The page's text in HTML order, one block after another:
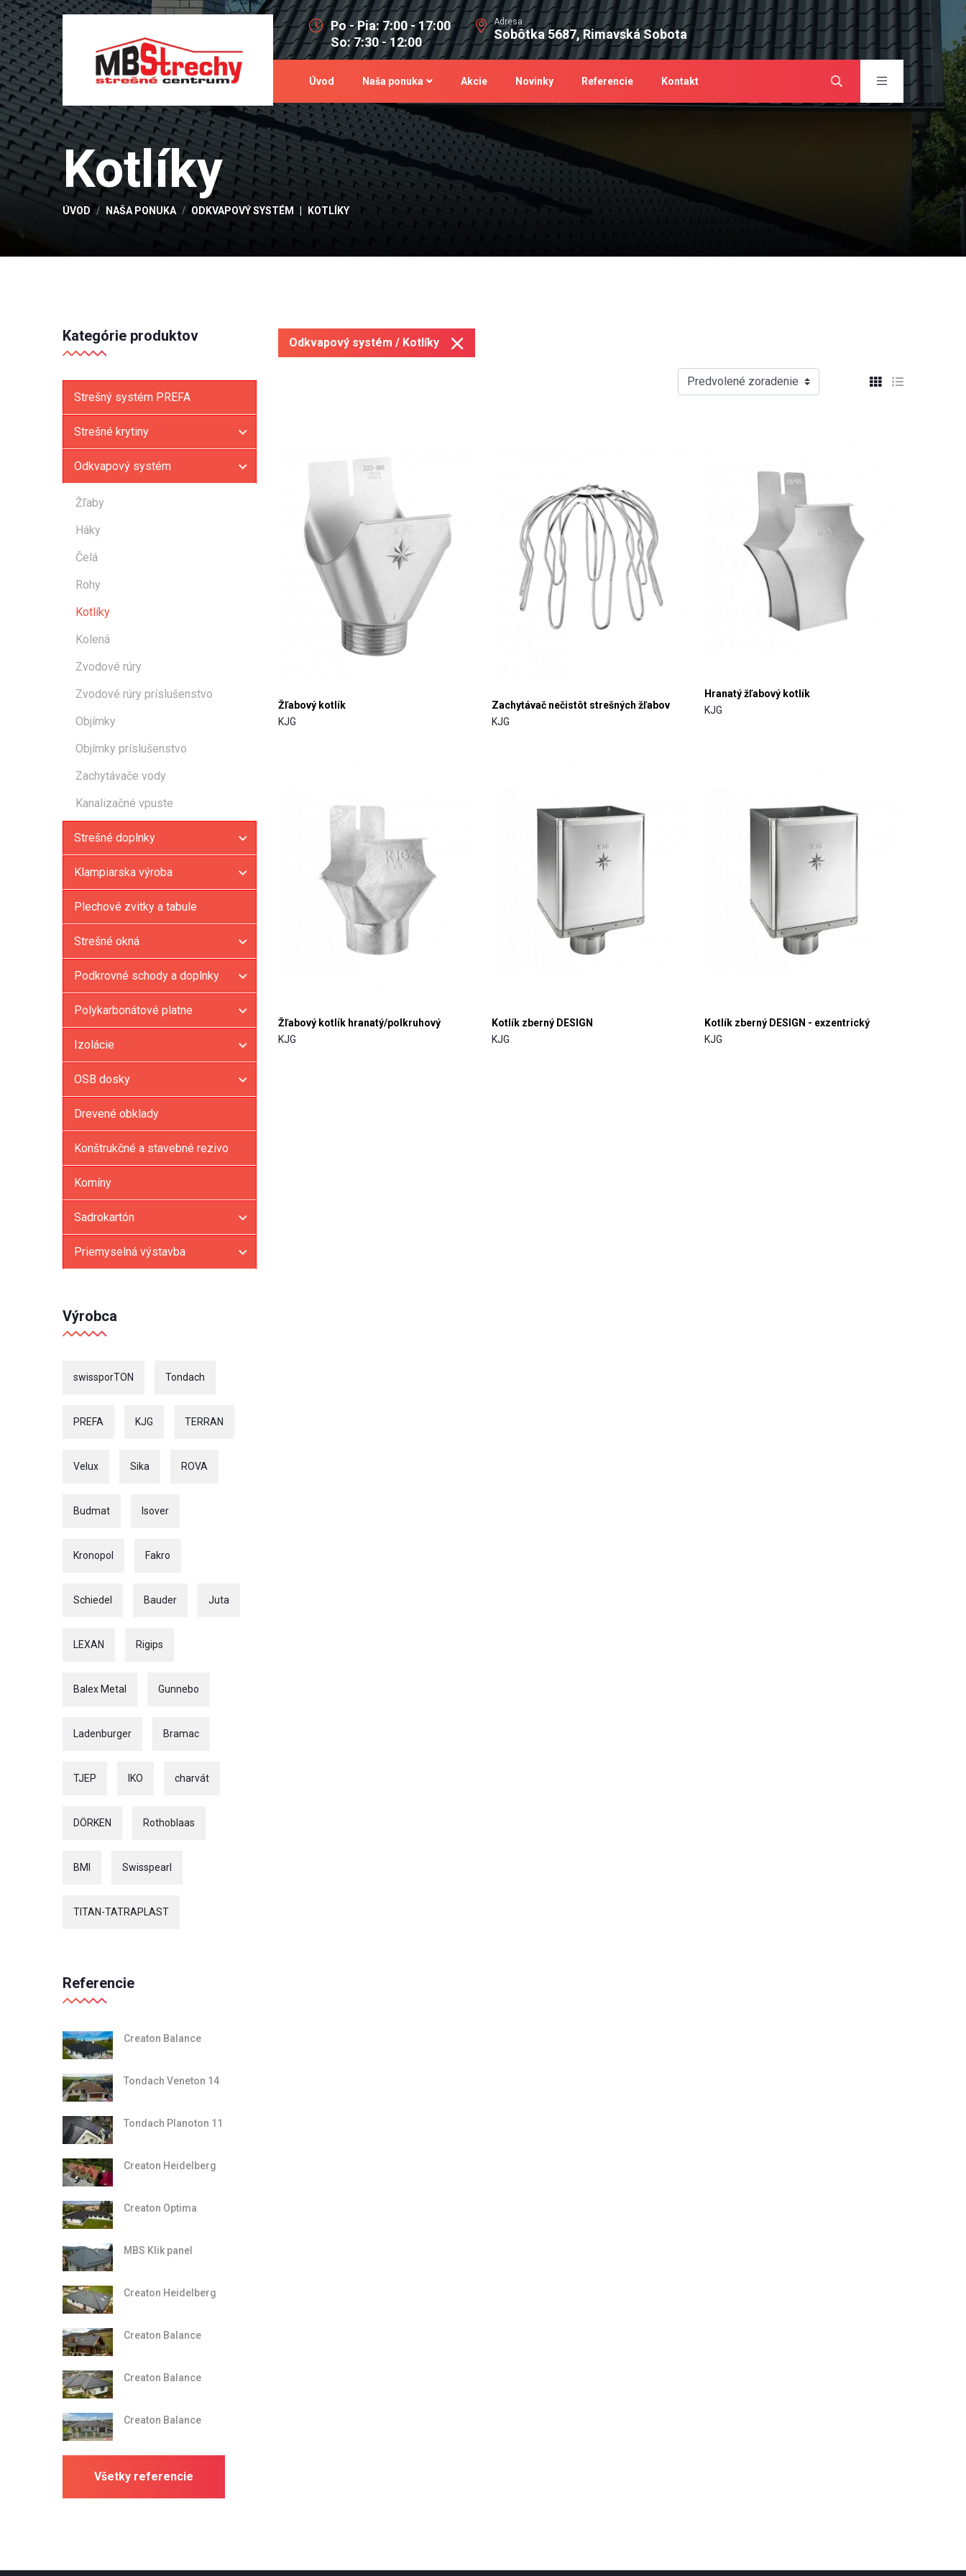
Po - Pia: 7:00 - 17:00
So: 7:30 - 12:00
Adresa
Sobôtka 5687, Rimavská Sobota
Úvod Naša ponuka Akcie Novinky Referencie Kontakt
Kotlíky
ÚVOD NAŠA PONUKA ODKVAPOVÝ SYSTÉM KOTLÍKY
Kategórie produktov
Strešný systém PREFA
Strešné krytiny
Odkvapový systém
Žľaby
Háky
Čelá
Rohy
Kotlíky
Kolená
Zvodové rúry
Zvodové rúry príslušenstvo
Objímky
Objímky príslušenstvo
Zachytávače vody
Kanalizačné vpuste
Strešné doplnky
Klampiarska výroba
Plechové zvitky a tabule
Strešné okná
Podkrovné schody a doplnky
Polykarbonátové platne
Izolácie
OSB dosky
Drevené obklady
Konštrukčné a stavebné rezivo
Komíny
Sadrokartón
Priemyselná výstavba
Výrobca
swissporTON Tondach
PREFA KJG TERRAN
Velux Sika ROVA
Budmat Isover
Kronopol Fakro
Schiedel Bauder Juta
LEXAN Rigips
Balex Metal Gunnebo
Ladenburger Bramac
TJEP IKO charvát
DÖRKEN Rothoblaas
BMI Swisspearl
TITAN-TATRAPLAST
Referencie
Creaton Balance
Tondach Veneton 14
Tondach Planoton 11
Creaton Heidelberg
Creaton Optima
MBS Klik panel
Creaton Heidelberg
Creaton Balance
Creaton Balance
Creaton Balance
Všetky referencie
Odkvapový systém / Kotlíky
Predvolené zoradenie
Žľabový kotlík
KJG
Zachytávač nečistôt strešných žľabov
KJG
Hranatý žľabový kotlík
KJG
Žľabový kotlík hranatý/polkruhový
KJG
Kotlík zberný DESIGN
KJG
Kotlík zberný DESIGN - exzentrický
KJG